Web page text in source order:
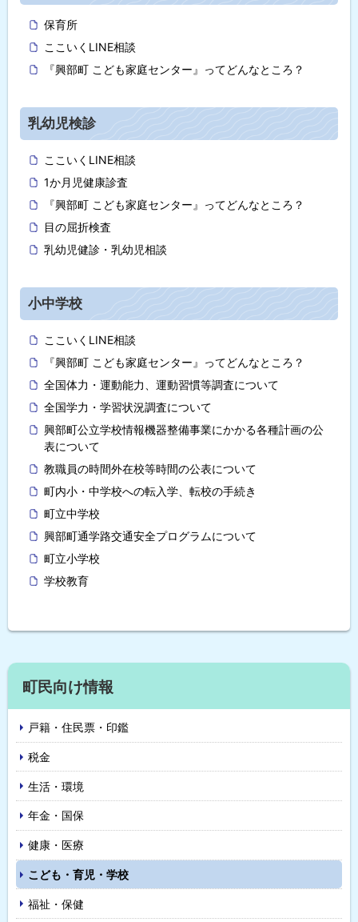
保育所
ここいくLINE相談
『興部町 こども家庭センター』ってどんなところ？
乳幼児検診
ここいくLINE相談
1か月児健康診査
『興部町 こども家庭センター』ってどんなところ？
目の屈折検査
乳幼児健診・乳幼児相談
小中学校
ここいくLINE相談
『興部町 こども家庭センター』ってどんなところ？
全国体力・運動能力、運動習慣等調査について
全国学力・学習状況調査について
興部町公立学校情報機器整備事業にかかる各種計画の公
表について
教職員の時間外在校等時間の公表について
町内小・中学校への転入学、転校の手続き
町立中学校
興部町通学路交通安全プログラムについて
町立小学校
学校教育
ト
に
戻
る
サ
イ
ド
・
メ
ニ
ュ
ー
町民向け情報
戸籍・住民票・印鑑
税金
生活・環境
年金・国保
健康・医療
こども・育児・学校
福祉・保健